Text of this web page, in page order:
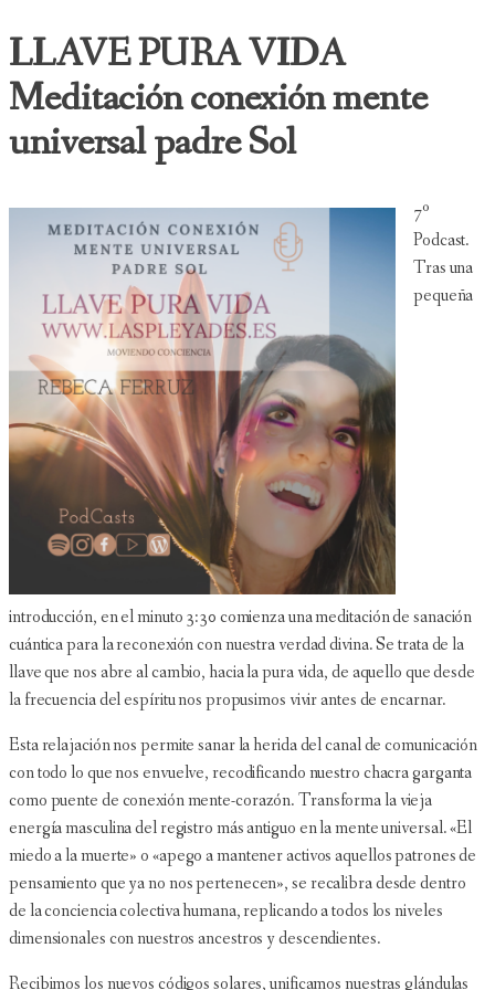
LLAVE PURA VIDA
Meditación conexión mente
universal padre Sol
7º
Podcast.
Tras una
pequeña
introducción, en el minuto 3:30 comienza una meditación de sanación
cuántica para la reconexión con nuestra verdad divina. Se trata de la
llave que nos abre al cambio, hacia la pura vida, de aquello que desde
la frecuencia del espíritu nos propusimos vivir antes de encarnar.
Esta relajación nos permite sanar la herida del canal de comunicación
con todo lo que nos envuelve, recodificando nuestro chacra garganta
como puente de conexión mente-corazón. Transforma la vieja
energía masculina del registro más antiguo en la mente universal. «El
miedo a la muerte» o «apego a mantener activos aquellos patrones de
pensamiento que ya no nos pertenecen», se recalibra desde dentro
de la conciencia colectiva humana, replicando a todos los niveles
dimensionales con nuestros ancestros y descendientes.
Recibimos los nuevos códigos solares, unificamos nuestras glándulas